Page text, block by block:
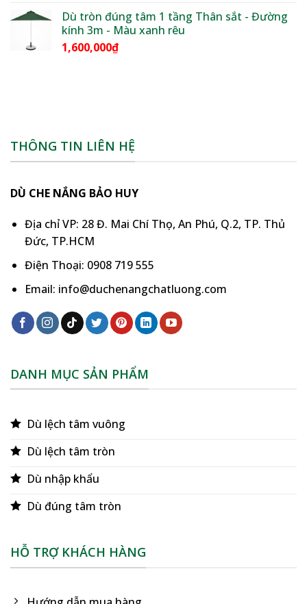
Dù tròn đúng tâm 1 tầng Thân sắt - Đường
kính 3m - Màu xanh rêu
1,600,000₫
THÔNG TIN LIÊN HỆ
DÙ CHE NẮNG BẢO HUY
Địa chỉ VP: 28 Đ. Mai Chí Thọ, An Phú, Q.2, TP. Thủ
Đức, TP.HCM
Điện Thoại: 0908 719 555
Email: info@duchenangchatluong.com
DANH MỤC SẢN PHẨM
Dù lệch tâm vuông
Dù lệch tâm tròn
Dù nhập khẩu
Dù đúng tâm tròn
HỖ TRỢ KHÁCH HÀNG